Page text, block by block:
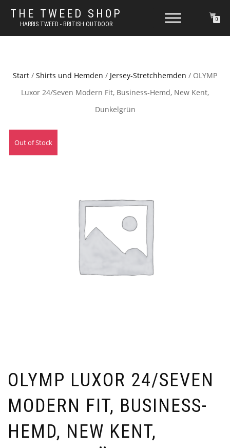
THE TWEED SHOP
HARRIS TWEED - BRITISH OUTDOOR
0
Start / Shirts und Hemden / Jersey-Stretchhemden / OLYMP
Luxor 24/Seven Modern Fit, Business-Hemd, New Kent,
Dunkelgrün
Out of Stock
OLYMP LUXOR 24/SEVEN
MODERN FIT, BUSINESS-
HEMD, NEW KENT,